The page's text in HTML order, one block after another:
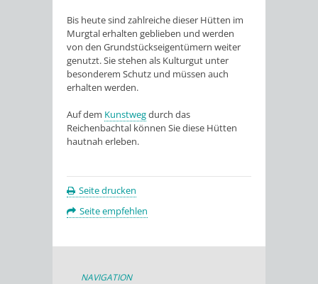
Bis heute sind zahlreiche dieser Hütten im
Murgtal erhalten geblieben und werden
von den Grundstückseigentümern weiter
genutzt. Sie stehen als Kulturgut unter
besonderem Schutz und müssen auch
erhalten werden.
Auf dem Kunstwegdurch das
Reichenbachtal können Sie diese Hütten
hautnah erleben.
Seite drucken
Seite empfehlen
NAVIGATION